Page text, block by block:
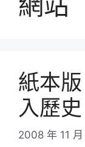
紙本
入歷史
2008 年 11